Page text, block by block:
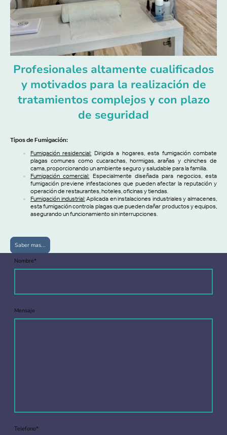
Profesionales altamente cualificados
y motivados para la realización de
tratamientos complejos y con plazo
de seguridad
Tipos de Fumigación:
Fumigación residencial: Dirigida a hogares, esta fumigación combate
plagas comunes como cucarachas, hormigas, arañas y chinches de
cama, proporcionando un ambiente seguro y saludable para la familia.
Fumigación comercial: Especialmente diseñada para negocios, esta
fumigación previene infestaciones que pueden afectar la reputación y
operación de restaurantes, hoteles, oficinas y tiendas.
Fumigación industrial:Aplicada en instalaciones industriales y almacenes,
esta fumigación controla plagas que pueden dañar productos y equipos,
asegurando un funcionamiento sin interrupciones.
Saber mas...
Nombre*
Mensaje
Telefono*